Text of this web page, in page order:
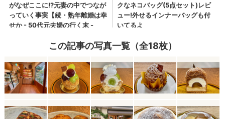
この記事の写真一覧（全18枚）